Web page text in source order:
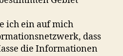
ich ein auf mich
dass
die Informationen